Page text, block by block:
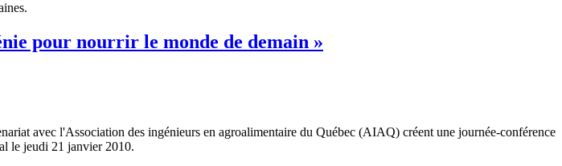
pour nourrir le monde de demain »
avec l'Association des ingénieurs en agroalimentaire du Québec (AIAQ) créent une journée-conférence
le jeudi 21 janvier 2010.